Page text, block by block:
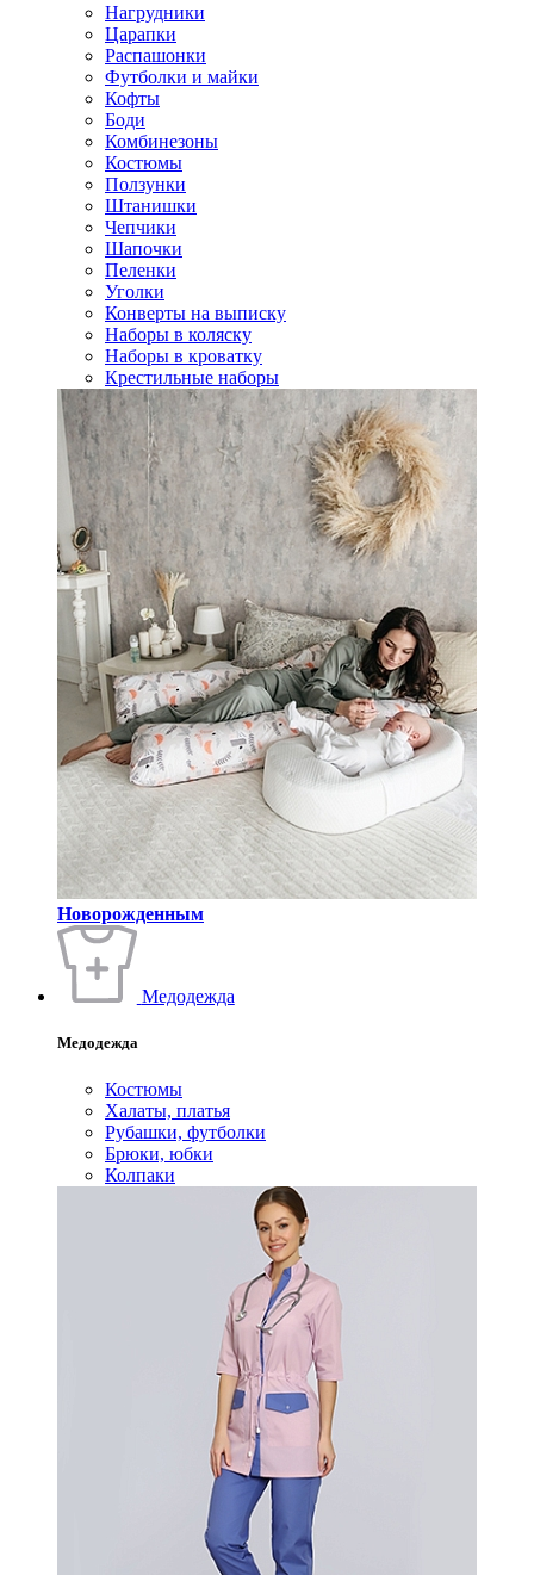
Нагрудники
Царапки
Распашонки
Футболки и майки
Кофты
Боди
Комбинезоны
Костюмы
Ползунки
Штанишки
Чепчики
Шапочки
Пеленки
Уголки
Конверты на выписку
Наборы в коляску
Наборы в кроватку
Крестильные наборы
Новорожденным
Медодежда
Медодежда
Костюмы
Халаты, платья
Рубашки, футболки
Брюки, юбки
Колпаки